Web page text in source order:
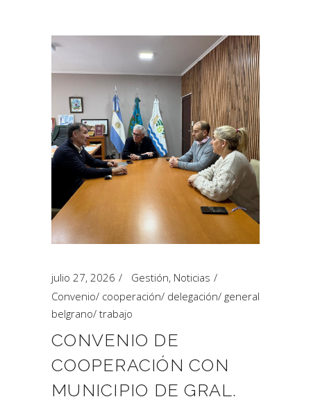
julio 27, 2026 Gestión, Noticias
Convenio/ cooperación/ delegación/ general
belgrano/ trabajo
CONVENIO DE
COOPERACIÓN CON
MUNICIPIO DE GRAL.